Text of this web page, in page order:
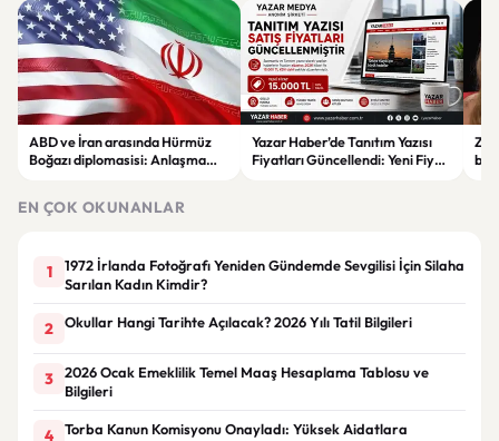
ABD ve İran arasında Hürmüz
Boğazı diplomasisi: Anlaşma
Yazar Haber’de Tanıtım Yazısı
Fiyatları Güncellendi: Yeni Fiyat
EN ÇOK OKUNANLAR
1
1972 İrlanda Fotoğrafı Yeniden Gündemde Sevgilisi İçin Silaha
Sarılan Kadın Kimdir?
2 Okullar Hangi Tarihte Açılacak? 2026 Yılı Tatil Bilgileri
3
2026 Ocak Emeklilik Temel Maaş Hesaplama Tablosu ve
Bilgileri
4
Torba Kanun Komisyonu Onayladı: Yüksek Aidatlara